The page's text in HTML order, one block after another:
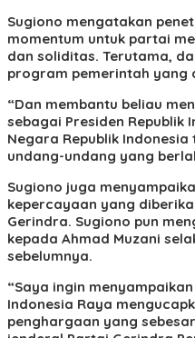
Sugiono mengatakan
momentum untuk partai
dan soliditas. Terutama,
program pemerintah yang
“Dan membantu beliau
sebagai Presiden Republik
Negara Republik Indonesia
undang-undang yang
Sugiono juga
kepercayaan yang
Gerindra. Sugiono pun
kepada Ahmad Muzani
sebelumnya.
“Saya ingin
Indonesia Raya
penghargaan yang